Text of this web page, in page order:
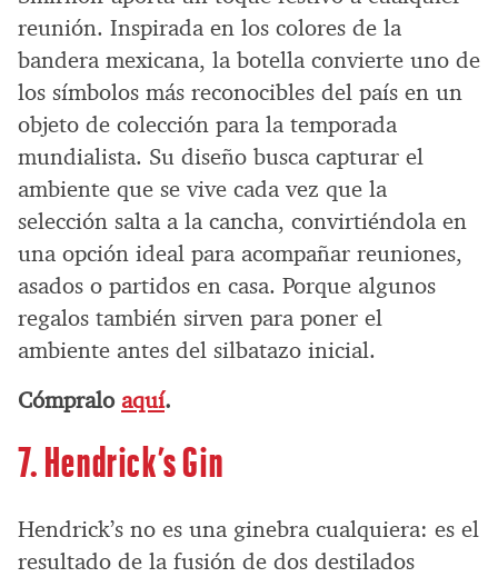
reunión. Inspirada en los colores de la
bandera mexicana, la botella convierte uno de
los símbolos más reconocibles del país en un
objeto de colección para la temporada
mundialista. Su diseño busca capturar el
ambiente que se vive cada vez que la
selección salta a la cancha, convirtiéndola en
una opción ideal para acompañar reuniones,
asados o partidos en casa. Porque algunos
regalos también sirven para poner el
ambiente antes del silbatazo inicial.
Cómpralo aquí.
7. Hendrick’s Gin
Hendrick’s no es una ginebra cualquiera: es el
resultado de la fusión de dos destilados